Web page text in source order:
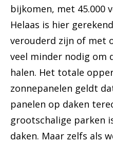
bijkomen, met 45.000
Helaas is hier
verouderd zijn of met
veel minder nodig om
halen. Het totale
zonnepanelen geldt
panelen op daken
grootschalige parken
daken. Maar zelfs als